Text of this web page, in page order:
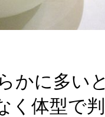
かに多い
く体型で